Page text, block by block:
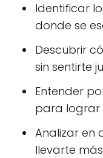
Identificar
donde se
Descubrir
sin sentirte
Entender
para lograr
Analizar en
llevarte